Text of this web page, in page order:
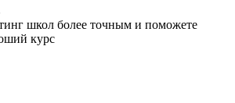
школ более точным и поможете
курс